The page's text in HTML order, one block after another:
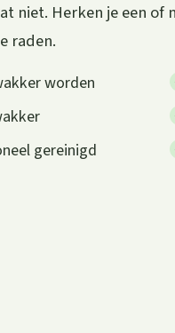
niet. Herken je een of
raden.
worden
gereinigd